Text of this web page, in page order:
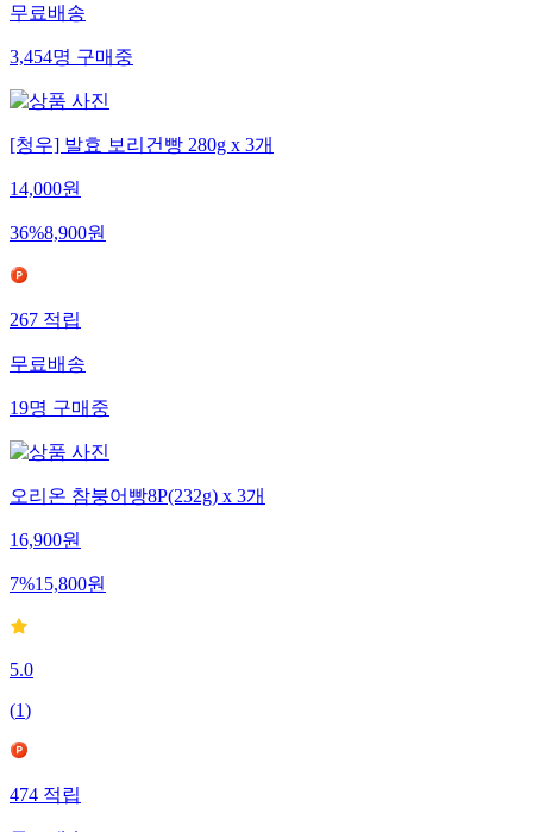
무료배송
3,454명구매중
[청우] 발효 보리건빵 280g x 3개
14,000원
36%8,900원
267적립
무료배송
19명구매중
오리온 참붕어빵8P(232g) x 3개
16,900원
7%15,800원
5.0
(1)
474적립